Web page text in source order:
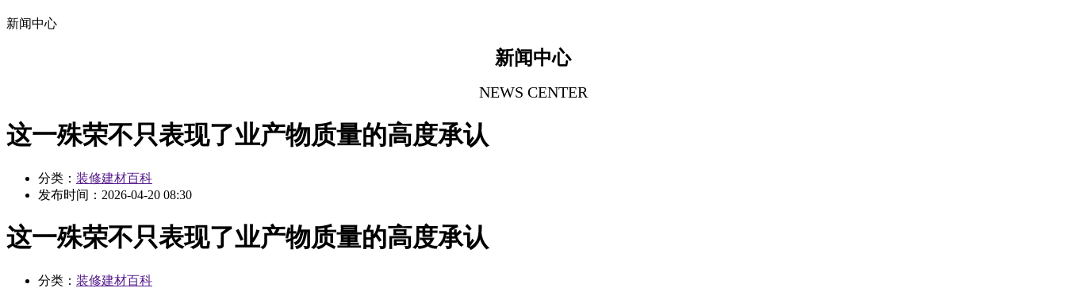
新闻中心
新闻中心
NEWS CENTER
这一殊荣不只表现了业产物质量的高度承认
分类： 装修建材百科
发布时间： 2026-04-20 08:30
这一殊荣不只表现了业产物质量的高度承认
分类： 装修建材百科